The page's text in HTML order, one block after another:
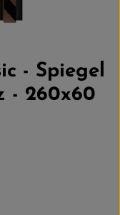
- Spiegel
- 260x60